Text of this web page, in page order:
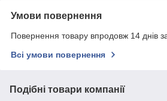
Умови повернення
Повернення товару впродовж 14 днів
Всі умови повернення
Подібні товари компанії